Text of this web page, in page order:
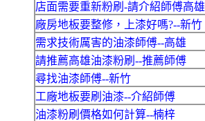
店面需要重新粉刷-請介紹師傅高雄
廠房地板要整修，上漆好嗎?--新竹
需求技術厲害的油漆師傅--高雄
請推薦高雄油漆粉刷--推薦師傅
尋找油漆師傅--新竹
工廠地板要刷油漆--介紹師傅
油漆粉刷價格如何計算--楠梓